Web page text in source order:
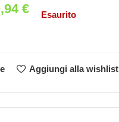
€
Esaurito
Aggiungi alla wishlist